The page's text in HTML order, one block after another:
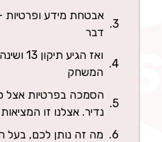
אבטחת מידע ופרטיות
דבר
ואז הגיע
המשחק
הסמכה בפרטיות אצל
נדיר. אצלנו זו המציאות
מה זה נותן לכם, בעל